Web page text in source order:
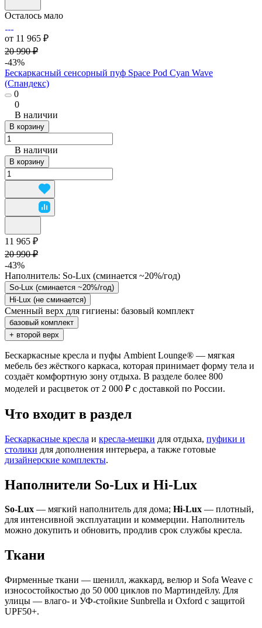
Осталось мало
от 11 965 ₽
20 990 ₽
-43%
Бескаркасный сенсорный пуф Space Pod Cyan Wave
(Спандекс)
0
0
В наличии
В корзину
В наличии
В корзину
11 965 ₽
20 990 ₽
-43%
Наполнитель: So-Lux (cминается ~20%/год)
So-Lux (cминается ~20%/год)
Hi-Lux (не сминается)
Сменный верх для гигиены: базовый комплект
базовый комплект
+ второй верх
Бескаркасные кресла и пуфы Ambient Lounge® — мягкая
мебель без жёсткого каркаса, которая принимает форму тела и
создаёт комфортную зону отдыха. В разделе более 800
моделей и расцветок от 2 000 ₽ с доставкой по России.
Что входит в раздел
Бескаркасные кресла и кресла-мешки для отдыха, пуфики и
столики для дополнения интерьера, а также готовые
дизайнерские комплекты.
Наполнители So-Lux и Hi-Lux
So-Lux — мягкий наполнитель для дома; Hi-Lux — плотный,
для интенсивной эксплуатации и коммерции. Наполнитель
можно докупить и обновить, продлив срок службы кресла.
Ткани
Фирменные ткани — шенилл, жаккард, велюр и Sofa Weave с
износостойкостью до 50 000 циклов по Мартиндейлу. Для
улицы — влаго- и УФ-стойкие Sunbrella и Oxford с защитой
UPF50+.